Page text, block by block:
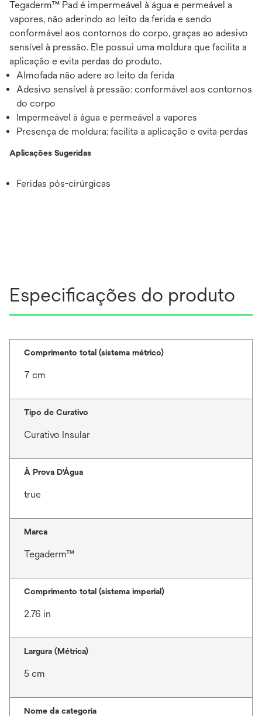
Tegaderm™ Pad é impermeável à água e permeável a
vapores, não aderindo ao leito da ferida e sendo
conformável aos contornos do corpo, graças ao adesivo
sensível à pressão. Ele possui uma moldura que facilita a
aplicação e evita perdas do produto.
Almofada não adere ao leito da ferida
Adesivo sensível à pressão: conformável aos contornos
do corpo
Impermeável à água e permeável a vapores
Presença de moldura: facilita a aplicação e evita perdas
Aplicações Sugeridas
Feridas pós-cirúrgicas
Especificações do produto
Comprimento total (sistema métrico)
7 cm
Tipo de Curativo
Curativo Insular
À Prova D'Água
true
Marca
Tegaderm™
Comprimento total (sistema imperial)
2.76 in
Largura (Métrica)
5 cm
Nome da categoria